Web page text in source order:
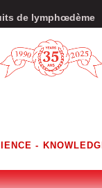
de lymphœdème
-